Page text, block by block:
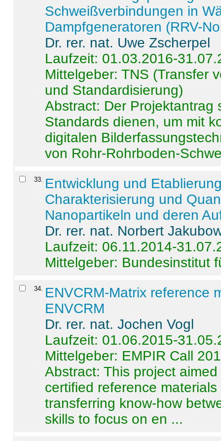
Schweißverbindungen in
Dampfgeneratoren (RRV-
Dr. rer. nat. Uwe Zscherpel
Laufzeit: 01.03.2016-
Mittelgeber: TNS (Transfer
und Standardisierung)
Abstract: Der Projektantrag
Standards dienen, um mit
digitalen
von Rohr-Rohrboden-
33. Entwicklung und
Charakterisierung und
Nanopartikeln und deren
Dr. rer. nat. Norbert
Laufzeit: 06.11.2014-
Mittelgeber: Bundesinstitut
34. ENVCRM-Matrix reference
ENVCRM
Dr. rer. nat. Jochen Vogl
Laufzeit: 01.06.2015-
Mittelgeber: EMPIR Call
Abstract:This project
certified reference
transferring know-how
skills to focus on en ...